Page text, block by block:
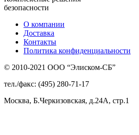
безопасности
О компании
Доставка
Контакты
Политика конфиденциальности
© 2010-2021 ООО “Элиском-СБ”
тел./факс: (495) 280-71-17
Москва, Б.Черкизовская, д.24А, стр.1